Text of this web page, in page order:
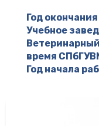
Год
Учебное
время
Год начала